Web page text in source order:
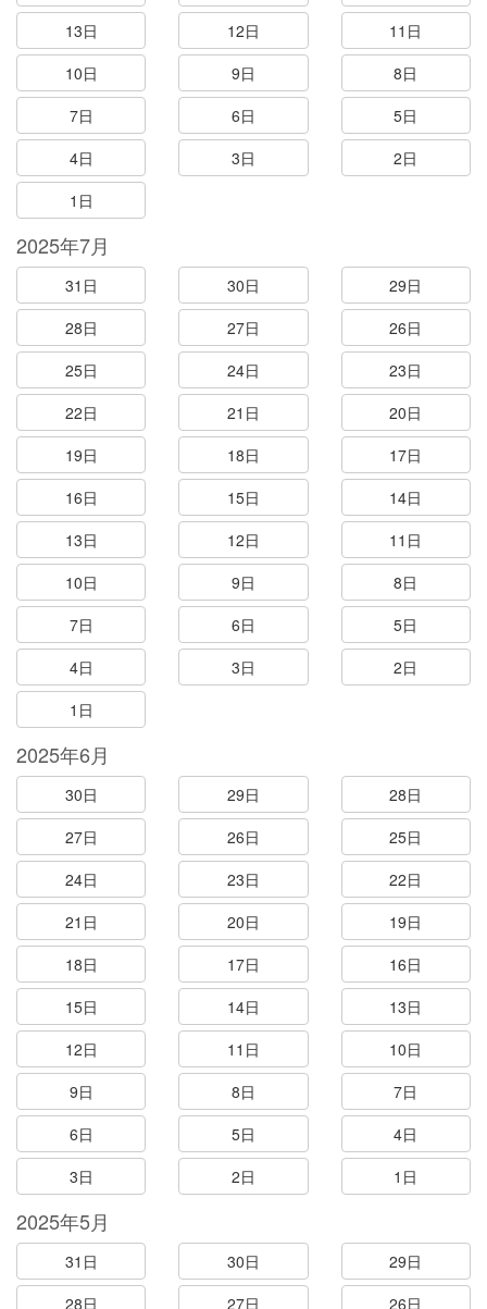
13日
12日
11日
10日
9日
8日
7日
6日
5日
4日
3日
2日
1日
2025年7月
31日 30日
29日
28日
27日
26日
25日
24日
23日
22日
21日
20日
19日
18日
17日
16日
15日
14日
13日
12日
11日
10日
9日
8日
7日
6日
5日
4日
3日
2日
1日
2025年6月
30日 29日
28日
27日
26日
25日
24日
23日
22日
21日
20日
19日
18日
17日
16日
15日
14日
13日
12日
11日
10日
9日
8日
7日
6日
5日
4日
3日
2日 1日
2025年5月
31日 30日
29日
28日
27日 26日